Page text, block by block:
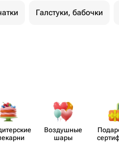
Галстуки, бабочки
Воздушные
шары